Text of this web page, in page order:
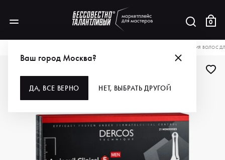
0
Ваш город Москва?
ДА, ВСЕ ВЕРНО НЕТ, ВЫБРАТЬ ДРУГОЙ
VICHY НАБОР АМПУЛ ПРОТИВ ВЫПАДЕНИЯ ВОЛОС